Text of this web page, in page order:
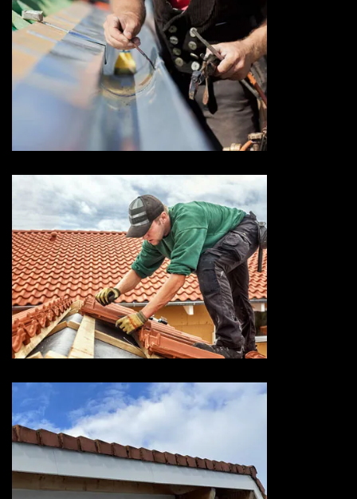
Devis zingueur 73 Savoie
Entreprise de toiture 73
Savoie